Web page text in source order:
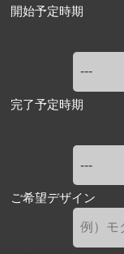
開始予定時期
完了予定時期
ご希望デザイン